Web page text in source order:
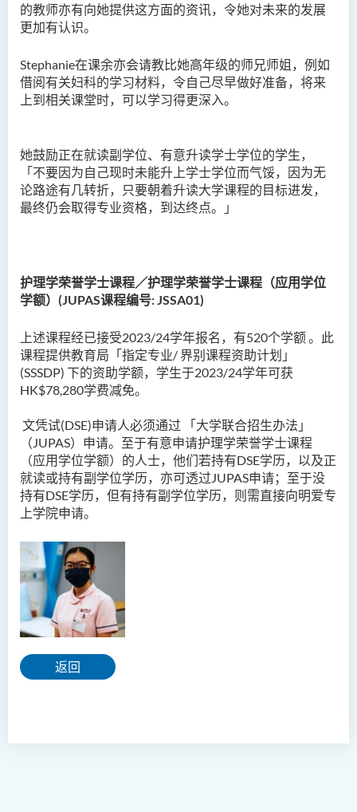
的教师亦有向她提供这方面的资讯，令她对未来的发展
更加有认识。
Stephanie在课余亦会请教比她高年级的师兄师姐，例如
借阅有关妇科的学习材料，令自己尽早做好准备， 将来
上到相关课堂时，可以学习得更深入。
她鼓励正在就读副学位、有意升读学士学位的学生，
「不要因为自己现时未能升上学士学位而气馁，因为无
论路途有几转折，只要朝着升读大学课程的目标进发，
最终仍会取得专业资格， 到达终点。」
护理学荣誉学士课程／护理学荣誉学士课程（应用学位
学额） (JUPAS课程编号: JSSA01)
上述课程经已接受2023/24学年报名，有520个学额。此
课程提供教育局「指定专业/ 界别课程资助计划」
(SSSDP) 下的资助学额，学生于2023/24学年可获
HK$78,280学费减免。
文凭试(DSE)申请人必须通过
「大学联合招生办法」
（JUPAS）申请。 至于有意申请护理学荣誉学士课程
（应用学位学额）的人士，他们若持有DSE学历，以及正
就读或持有副学位学历，亦可透过JUPAS申请；至于没
持有DSE学历，但有持有副学位学历，则需直接向明爱专
上学院申请。
返回